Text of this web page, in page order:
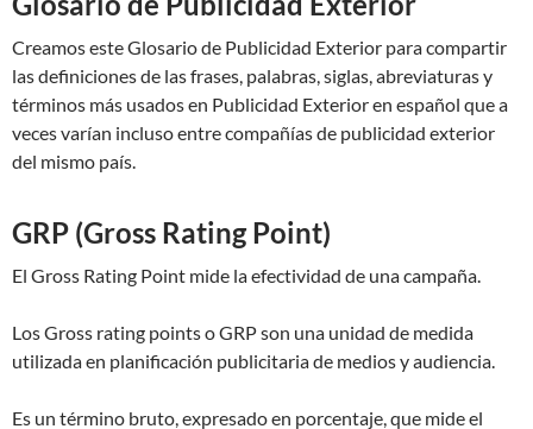
Creamos este Glosario de Publicidad Exterior para compartir
las definiciones de las frases, palabras, siglas, abreviaturas y
términos más usados en Publicidad Exterior en español que a
veces varían incluso entre compañías de publicidad exterior
del mismo país.
GRP (Gross Rating Point)
El Gross Rating Point mide la efectividad de una campaña.
Los Gross rating points o GRP son una unidad de medida
utilizada en planificación publicitaria de medios y audiencia.
Es un término bruto, expresado en porcentaje, que mide el